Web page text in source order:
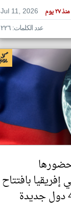
Jul 11, 2026
منذ ٢٧ يوم
عدد الكلمات: ٢٢٦
إفريقيا بافتتاح